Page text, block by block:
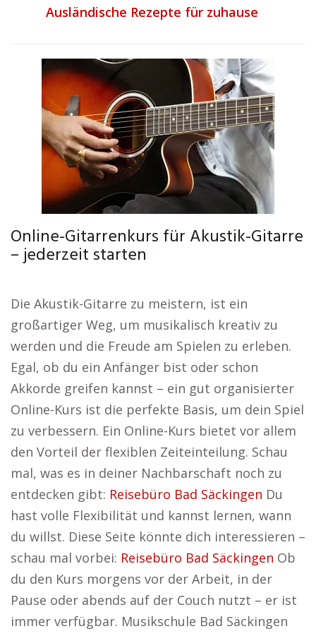
Ausländische Rezepte für zuhause
Online-Gitarrenkurs für Akustik-Gitarre
– jederzeit starten
Die Akustik-Gitarre zu meistern, ist ein
großartiger Weg, um musikalisch kreativ zu
werden und die Freude am Spielen zu erleben.
Egal, ob du ein Anfänger bist oder schon
Akkorde greifen kannst – ein gut organisierter
Online-Kurs ist die perfekte Basis, um dein Spiel
zu verbessern. Ein Online-Kurs bietet vor allem
den Vorteil der flexiblen Zeiteinteilung. Schau
mal, was es in deiner Nachbarschaft noch zu
entdecken gibt: Reisebüro Bad Säckingen Du
hast volle Flexibilität und kannst lernen, wann
du willst. Diese Seite könnte dich interessieren –
schau mal vorbei: Reisebüro Bad Säckingen Ob
du den Kurs morgens vor der Arbeit, in der
Pause oder abends auf der Couch nutzt – er ist
immer verfügbar. Musikschule Bad Säckingen